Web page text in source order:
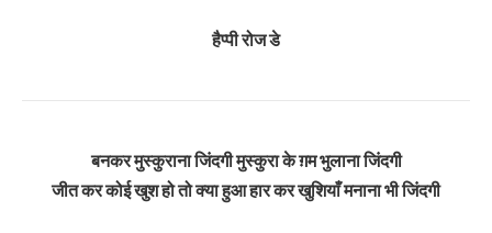
हैप्पी रोज डे
बनकर मुस्कुराना जिंदगीमुस्कुरा के ग़म भुलाना जिंदगी
जीत कर कोई खुश हो तो क्या हुआहार कर खुशियाँ मनाना भी जिंदगी